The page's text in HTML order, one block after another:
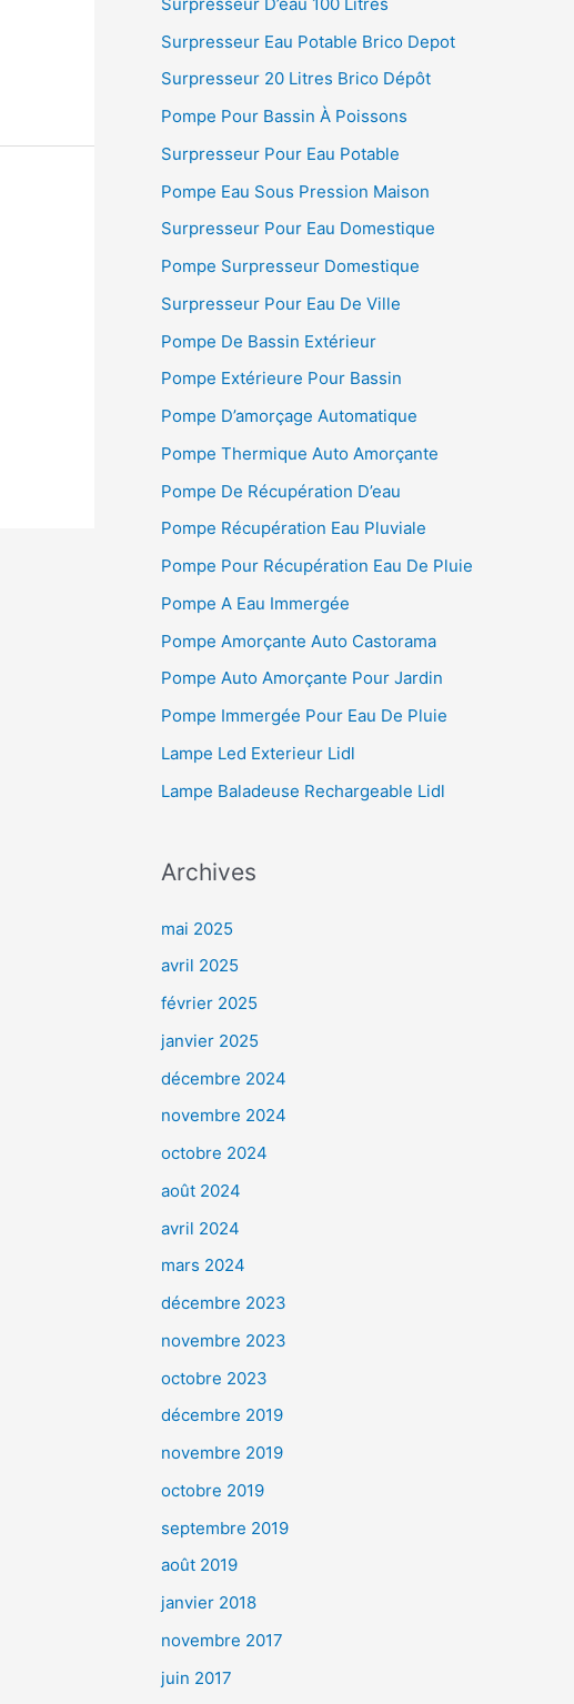
Surpresseur Eau Potable Brico Depot
Surpresseur 20 Litres Brico Dépôt
Pompe Pour Bassin À Poissons
Surpresseur Pour Eau Potable
Pompe Eau Sous Pression Maison
Surpresseur Pour Eau Domestique
Pompe Surpresseur Domestique
Surpresseur Pour Eau De Ville
Pompe De Bassin Extérieur
Pompe Extérieure Pour Bassin
Pompe D’amorçage Automatique
Pompe Thermique Auto Amorçante
Pompe De Récupération D’eau
Pompe Récupération Eau Pluviale
Pompe Pour Récupération Eau De Pluie
Pompe A Eau Immergée
Pompe Amorçante Auto Castorama
Pompe Auto Amorçante Pour Jardin
Pompe Immergée Pour Eau De Pluie
Lampe Led Exterieur Lidl
Lampe Baladeuse Rechargeable Lidl
Archives
mai 2025
avril 2025
février 2025
janvier 2025
décembre 2024
novembre 2024
octobre 2024
août 2024
avril 2024
mars 2024
décembre 2023
novembre 2023
octobre 2023
décembre 2019
novembre 2019
octobre 2019
septembre 2019
août 2019
janvier 2018
novembre 2017
juin 2017